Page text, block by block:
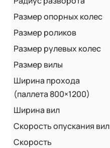
Размер опорных колес
Размер роликов
Размер рулевых колес
Размер вилы
Ширина прохода
(паллета 800×1200)
Ширина вил
Скорость опускания вил
Скорость